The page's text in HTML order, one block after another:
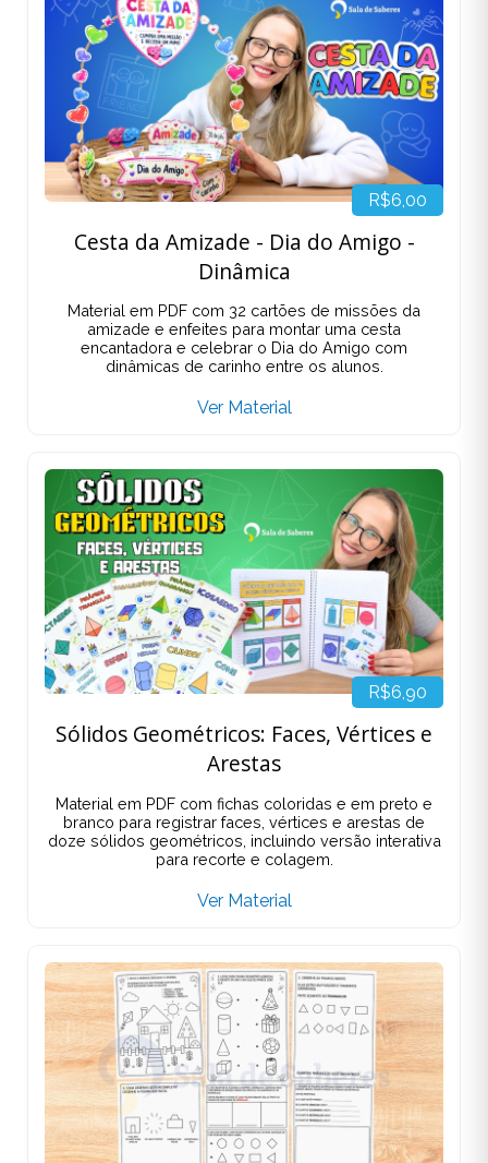
R$6,00
Cesta da Amizade - Dia do Amigo -
Dinâmica
Material em PDF com 32 cartões de missões da
amizade e enfeites para montar uma cesta
encantadora e celebrar o Dia do Amigo com
dinâmicas de carinho entre os alunos.
Ver Material
R$6,90
Sólidos Geométricos: Faces, Vértices e
Arestas
Material em PDF com fichas coloridas e em preto e
branco para registrar faces, vértices e arestas de
doze sólidos geométricos, incluindo versão interativa
para recorte e colagem.
Ver Material